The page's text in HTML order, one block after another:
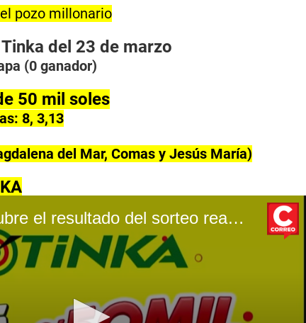
pozo millonario
del 23 de marzo
(0 ganador)
50 mil soles
8, 3,13
del Mar, Comas y Jesús María)
La Tinka: Descubre el resultado del sorteo realizado el 16/03/2022